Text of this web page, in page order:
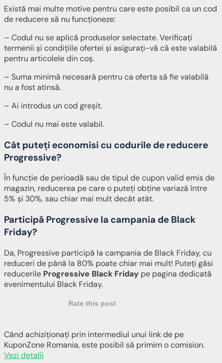
Există mai multe motive pentru care este posibil ca un cod
de reducere să nu funcționeze:
– Codul nu se aplică produselor selectate. Verificați
termenii și condițiile ofertei și asigurați-vă că este valabilă
pentru articolele din coș.
– Suma minimă necesară pentru ca oferta să fie valabilă
nu a fost atinsă.
– Ai introdus un cod greșit.
– Codul nu mai este valabil.
Cât puteți economisi cu codurile de reducere
Progressive?
În funcție de perioadă sau de tipul de cupon valid emis de
magazin, reducerea pe care o puteți obține variază între
5% și 30%, sau chiar mai mult decât atât.
Participă Progressive la campania de Black
Friday?
Da, Progressive participă la campania de Black Friday, cu
reduceri de până la 80% poate chiar mai mult! Puteți găsi
reducerile Progressive Black Friday pe pagina dedicată
evenimentului Black Friday.
Rate this post
Când achiziționați prin intermediul unui link de pe
KuponZone Romania, este posibil să primim o comision.
Vezi detalii